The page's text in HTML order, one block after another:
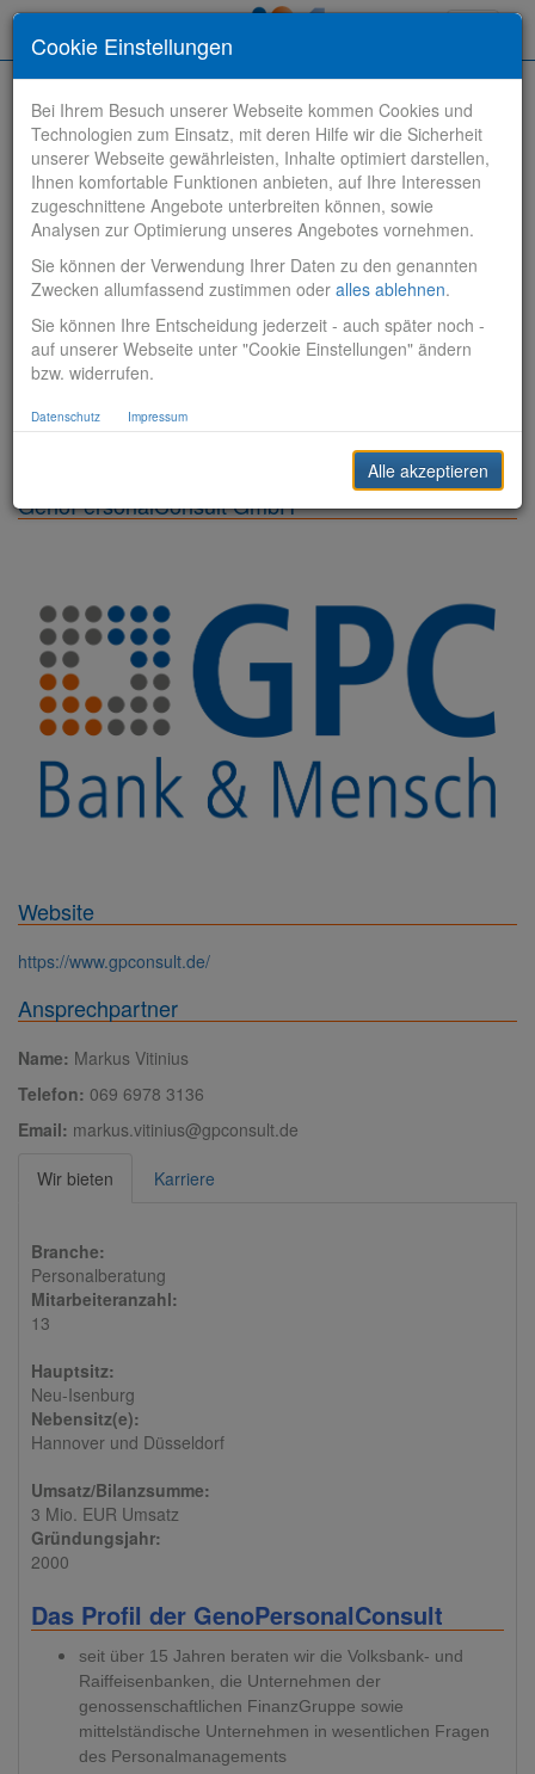
Stelle finden
Vertriebsbank
Produktionsbank
Sonstiges
GenoPersonalConsult GmbH
Website
https://www.gpconsult.de/
Ansprechpartner
Name: Markus Vitinius
Telefon: 069 6978 3136
Email: markus.vitinius@gpconsult.de
Wir bieten Karriere
Branche:
Personalberatung
Mitarbeiteranzahl:
13
Hauptsitz:
Neu-Isenburg
Nebensitz(e):
Hannover und Düsseldorf
Umsatz/Bilanzsumme:
3 Mio. EUR Umsatz
Gründungsjahr:
2000
Das Profil der GenoPersonalConsult
seit über 15 Jahren beraten wir die Volksbank- und
Raiffeisenbanken, die Unternehmen der
genossenschaftlichen FinanzGruppe sowie
mittelständische Unternehmen in wesentlichen Fragen
des Personalmanagements
Cookie Einstellungen
Bei Ihrem Besuch unserer Webseite kommen Cookies und
Technologien zum Einsatz, mit deren Hilfe wir die Sicherheit
unserer Webseite gewährleisten, Inhalte optimiert darstellen,
Ihnen komfortable Funktionen anbieten, auf Ihre Interessen
zugeschnittene Angebote unterbreiten können, sowie
Analysen zur Optimierung unseres Angebotes vornehmen.
Sie können der Verwendung Ihrer Daten zu den genannten
Zwecken allumfassend zustimmen oder alles ablehnen.
Sie können Ihre Entscheidung jederzeit - auch später noch -
auf unserer Webseite unter "Cookie Einstellungen" ändern
bzw. widerrufen.
Datenschutz Impressum
Alle akzeptieren